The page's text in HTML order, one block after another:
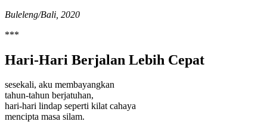
Buleleng/Bali, 2020
***
Hari-Hari Berjalan Lebih Cepat
sesekali, aku membayangkan
tahun-tahun berjatuhan,
hari-hari lindap seperti kilat cahaya
mencipta masa silam.